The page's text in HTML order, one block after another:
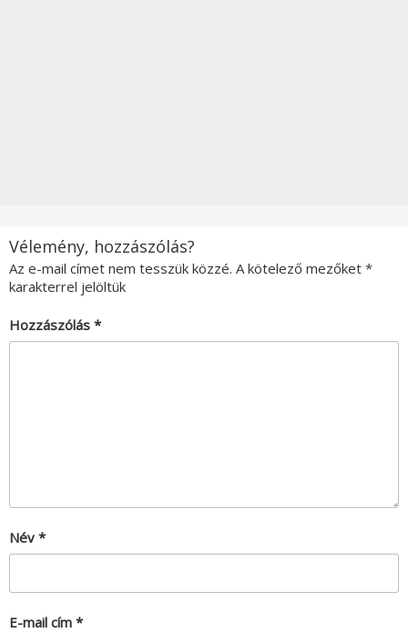
Vélemény, hozzászólás?
Az e-mail címet nem tesszük közzé. A kötelező mezőket *
karakterrel jelöltük
Hozzászólás *
Név *
E-mail cím *